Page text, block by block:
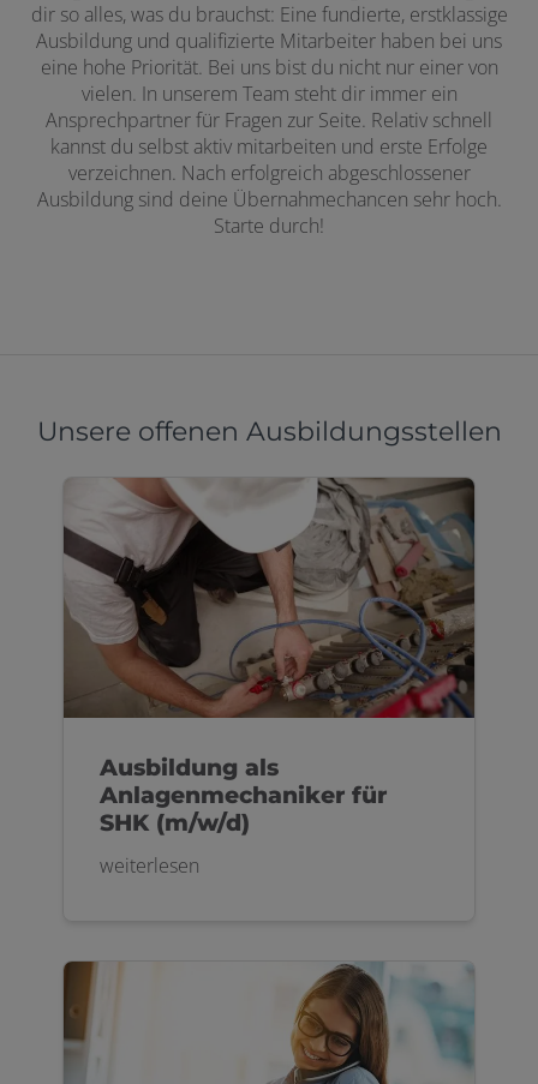
dir so alles, was du brauchst: Eine fundierte, erstklassige
Ausbildung und qualifizierte Mitarbeiter haben bei uns
eine hohe Priorität. Bei uns bist du nicht nur einer von
vielen. In unserem Team steht dir immer ein
Ansprechpartner für Fragen zur Seite. Relativ schnell
kannst du selbst aktiv mitarbeiten und erste Erfolge
verzeichnen. Nach erfolgreich abgeschlossener
Ausbildung sind deine Übernahmechancen sehr hoch.
Starte durch!
Unsere offenen Ausbildungsstellen
Ausbildung als
Anlagenmechaniker für
SHK (m/w/d)
weiterlesen